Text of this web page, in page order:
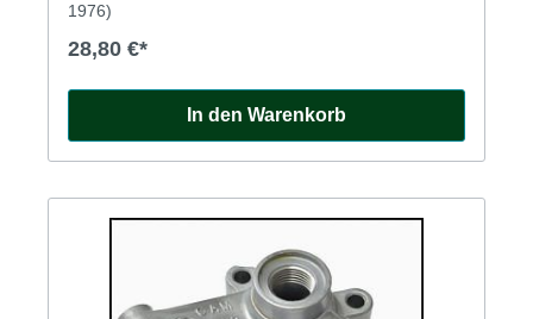
1976)
28,80 €*
In den Warenkorb